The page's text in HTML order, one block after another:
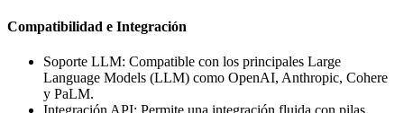
Compatibilidad e Integración
Soporte LLM: Compatible con los principales Large
Language Models (LLM) como OpenAI, Anthropic, Cohere
y PaLM.